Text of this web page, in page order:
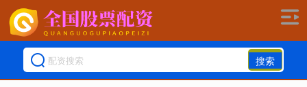
搜索